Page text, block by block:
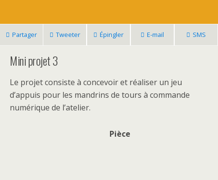
Partager Tweeter Épingler E-mail SMS
Mini projet 3
Le projet consiste à concevoir et réaliser un jeu
d’appuis pour les mandrins de tours à commande
numérique de l’atelier.
Pièce